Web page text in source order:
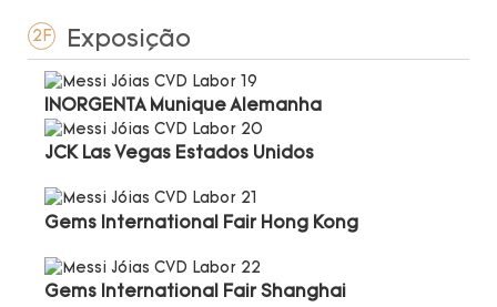
2F Exposição
INORGENTA Munique Alemanha
JCK Las Vegas Estados Unidos
Gems International Fair Hong Kong
Gems International Fair Shanghai